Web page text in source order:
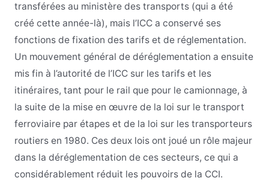
transférées au ministère des transports (qui a été
créé cette année-là), mais l’ICC a conservé ses
fonctions de fixation des tarifs et de réglementation.
Un mouvement général de déréglementation a ensuite
mis fin à l’autorité de l’ICC sur les tarifs et les
itinéraires, tant pour le rail que pour le camionnage, à
la suite de la mise en œuvre de la loi sur le transport
ferroviaire par étapes et de la loi sur les transporteurs
routiers en 1980. Ces deux lois ont joué un rôle majeur
dans la déréglementation de ces secteurs, ce qui a
considérablement réduit les pouvoirs de la CCI.